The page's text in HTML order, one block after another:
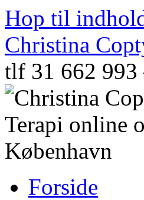
Hop til
Christina
tlf 31 662 993
Forside